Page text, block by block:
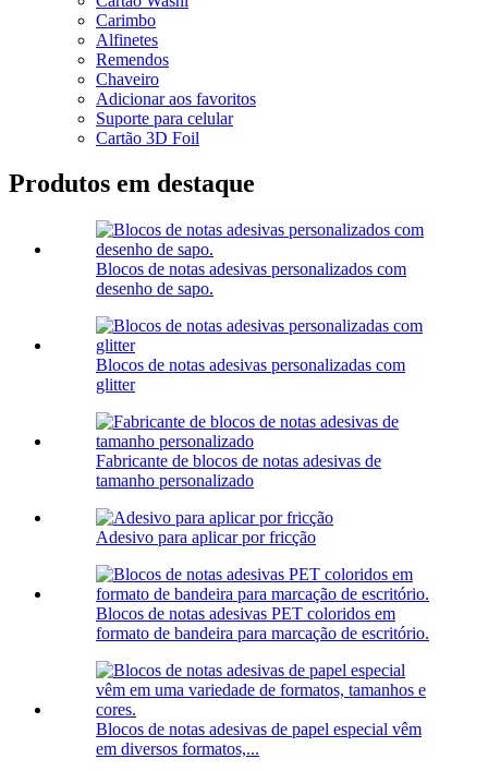
Carimbo
Alfinetes
Remendos
Chaveiro
Adicionar aos favoritos
Suporte para celular
Cartão 3D Foil
Produtos em destaque
Blocos de notas adesivas personalizados com
desenho de sapo.
Blocos de notas adesivas personalizadas com
glitter
Fabricante de blocos de notas adesivas de
tamanho personalizado
Adesivo para aplicar por fricção
Blocos de notas adesivas PET coloridos em
formato de bandeira para marcação de escritório.
Blocos de notas adesivas de papel especial vêm
em diversos formatos,...